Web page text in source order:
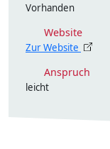
Vorhanden
Website
Zur Website
Anspruch
leicht